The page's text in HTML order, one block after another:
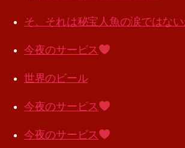
そ、それは秘宝人魚の涙ではない
今夜のサービス
世界のビール
今夜のサービス
今夜のサービス